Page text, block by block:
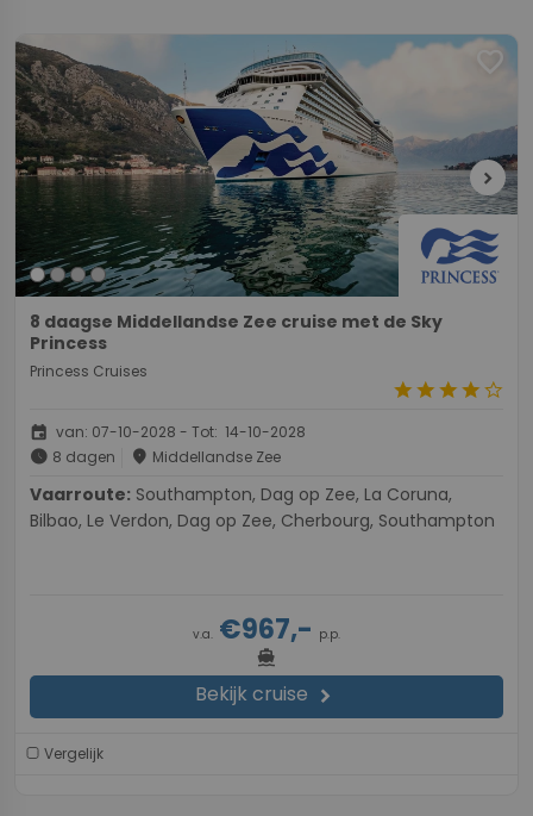
favorite
chevron_right
8 daagse Middellandse Zee cruise met de Sky
Princess
Princess Cruises
starstarstarstarstar_border
event van: 07-10-2028 - Tot: 14-10-2028
schedule 8 dagen place Middellandse Zee
Vaarroute:
Bilbao, Le Verdon, Dag op Zee, Cherbourg, Southampton
v.a. €967,- p.p.
directions_boat
Bekijk cruise chevron_right
Vergelijk